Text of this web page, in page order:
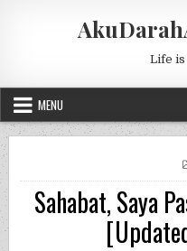
Life is
MENU
Sahabat, Saya